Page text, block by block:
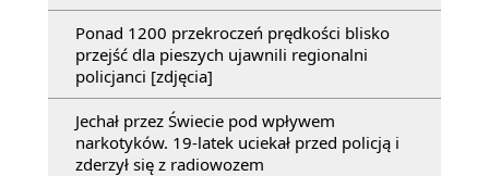
Ponad 1200 przekroczeń prędkości blisko
przejść dla pieszych ujawnili regionalni
policjanci [zdjęcia]
Jechał przez Świecie pod wpływem
narkotyków. 19-latek uciekał przed policją i
zderzył się z radiowozem